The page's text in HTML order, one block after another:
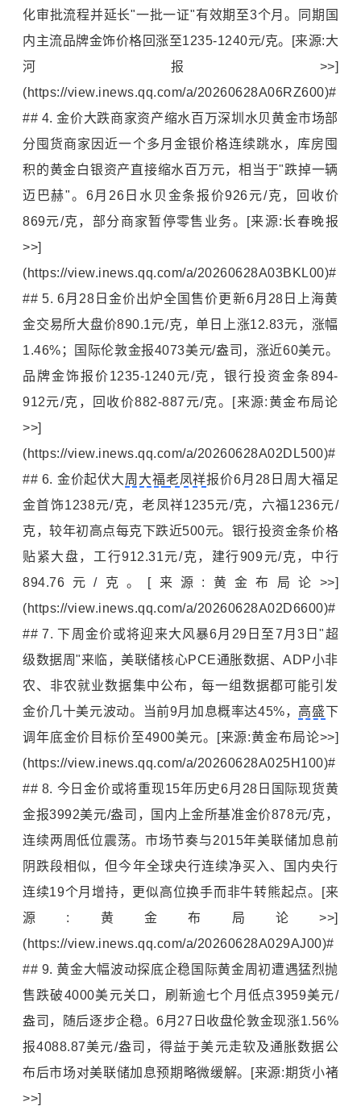
化审批流程并延长"一批一证"有效期至3个月。同期国
内主流品牌金饰价格回涨至1235-1240元/克。[来源:大
河报>>]
(https://view.inews.qq.com/a/20260628A06RZ600)#
## 4. 金价大跌商家资产缩水百万深圳水贝黄金市场部
分囤货商家因近一个多月金银价格连续跳水，库房囤
积的黄金白银资产直接缩水百万元，相当于"跌掉一辆
迈巴赫"。6月26日水贝金条报价926元/克，回收价
869元/克，部分商家暂停零售业务。[来源:长春晚报
>>]
(https://view.inews.qq.com/a/20260628A03BKL00)#
## 5. 6月28日金价出炉全国售价更新6月28日上海黄
金交易所大盘价890.1元/克，单日上涨12.83元，涨幅
1.46%；国际伦敦金报4073美元/盎司，涨近60美元。
品牌金饰报价1235-1240元/克，银行投资金条894-
912元/克，回收价882-887元/克。[来源:黄金布局论
>>]
(https://view.inews.qq.com/a/20260628A02DL500)#
## 6. 金价起伏大周大福老凤祥报价6月28日周大福足
金首饰1238元/克，老凤祥1235元/克，六福1236元/
克，较年初高点每克下跌近500元。银行投资金条价格
贴紧大盘，工行912.31元/克，建行909元/克，中行
894.76元/克。[来源:黄金布局论>>]
(https://view.inews.qq.com/a/20260628A02D6600)#
## 7. 下周金价或将迎来大风暴6月29日至7月3日"超
级数据周"来临，美联储核心PCE通胀数据、ADP小非
农、非农就业数据集中公布，每一组数据都可能引发
金价几十美元波动。当前9月加息概率达45%， 高盛下
调年底金价目标价至4900美元。[来源:黄金布局论>>]
(https://view.inews.qq.com/a/20260628A025H100)#
## 8. 今日金价或将重现15年历史6月28日国际现货黄
金报3992美元/盎司，国内上金所基准金价878元/克，
连续两周低位震荡。市场节奏与2015年美联储加息前
阴跌段相似，但今年全球央行连续净买入、国内央行
连续19个月增持，更似高位换手而非牛转熊起点。[来
源:黄金布局论>>]
(https://view.inews.qq.com/a/20260628A029AJ00)#
## 9. 黄金大幅波动探底企稳国际黄金周初遭遇猛烈抛
售跌破4000美元关口，刷新逾七个月低点3959美元/
盎司，随后逐步企稳。6月27日收盘伦敦金现涨1.56%
报4088.87美元/盎司，得益于美元走软及通胀数据公
布后市场对美联储加息预期略微缓解。[来源:期货小褚
>>]